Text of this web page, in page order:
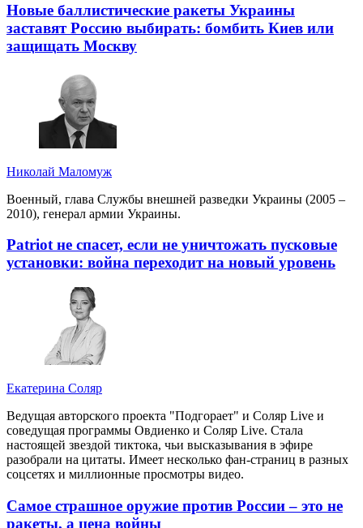
Новые баллистические ракеты Украины
заставят Россию выбирать: бомбить Киев или
защищать Москву
Николай Маломуж
Военный, глава Службы внешней разведки Украины (2005 –
2010), генерал армии Украины.
Patriot не спасет, если не уничтожать пусковые
установки: война переходит на новый уровень
Екатерина Соляр
Ведущая авторского проекта "Подгорает" и Соляр Live и
соведущая программы Овдиенко и Соляр Live. Стала
настоящей звездой тиктока, чьи высказывания в эфире
разобрали на цитаты. Имеет несколько фан-страниц в разных
соцсетях и миллионные просмотры видео.
Самое страшное оружие против России – это не
ракеты, а цена войны